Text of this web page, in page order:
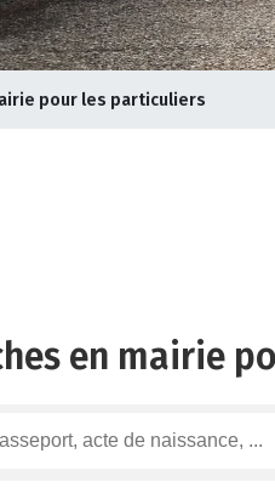
pour les particuliers
en mairie
du bourg |